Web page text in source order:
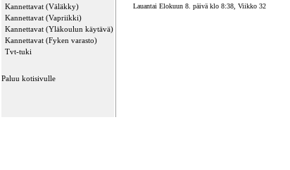
Kannettavat (Väläkky)
Kannettavat (Vapriikki)
Kannettavat (Yläkoulun käytävä)
Kannettavat (Fyken varasto)
Tvt-tuki
Paluu kotisivulle
Lauantai Elokuun 8. päivä klo 8:38, Viikko 32